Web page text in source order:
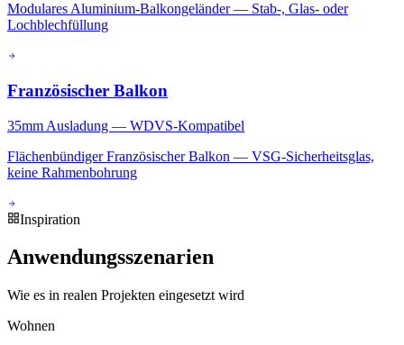
Modulares Aluminium-Balkongeländer — Stab-, Glas- oder
Lochblechfüllung
Französischer Balkon
35mm Ausladung — WDVS-Kompatibel
Flächenbündiger Französischer Balkon — VSG-Sicherheitsglas,
keine Rahmenbohrung
Inspiration
Anwendungsszenarien
Wie es in realen Projekten eingesetzt wird
Wohnen